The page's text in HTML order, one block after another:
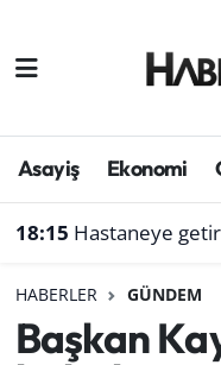
Asayiş Ekonomi
18:15 Hastaneye
HABERLER GÜNDEM
Başkan
Çevre
Genel
Aydın Hava
Süper Lig
Son Dakika